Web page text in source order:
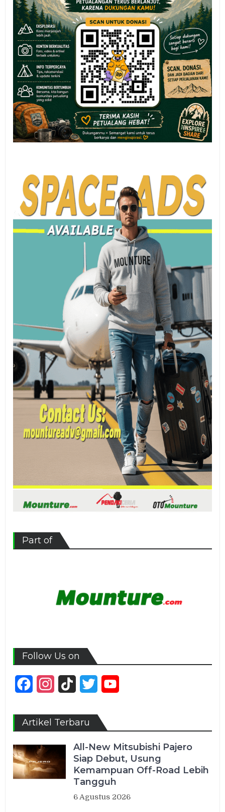
Part of
Follow Us on
FacebookInstagram
TikTok Twitter
Artikel Terbaru
All-New Mitsubishi Pajero
Siap Debut, Usung
Kemampuan Off-Road Lebih
Tangguh
6 Agustus 2026